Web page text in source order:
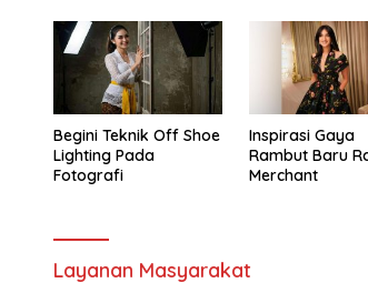
Begini Teknik Off Shoe
Lighting Pada
Fotografi
Inspirasi Gaya
Rambut Baru
Merchant
Layanan Masyarakat